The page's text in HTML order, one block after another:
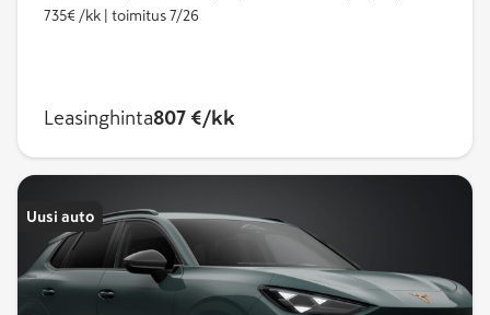
735€ /kk | toimitus 7/26
Leasinghinta807 €/kk
Uusi auto